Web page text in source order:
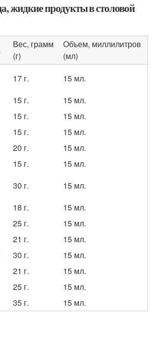
жидкие продукты в столовой
Вес, грамм
(г)
Объем, миллилитров
(мл)
17 г.
15 мл.
15 г.
15 мл.
15 г.
15 мл.
15 г.
15 мл.
20 г.
15 мл.
15 г.
15 мл.
30 г.
15 мл.
18 г.
15 мл.
25 г.
15 мл.
21 г.
15 мл.
30 г.
15 мл.
21 г.
15 мл.
25 г.
15 мл.
35 г. 15 мл.